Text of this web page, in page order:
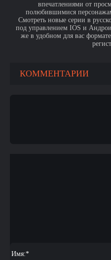
впечатлениями от
полюбившимися
Смотреть новые серии в
под управлением IOS и
же в удобном для вас
КОММЕНТАРИИ
Имя:*